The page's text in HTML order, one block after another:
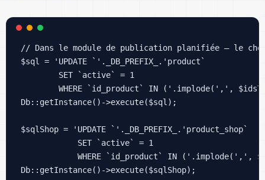
// Dans le module de publication planifiée — le
$sql = 'UPDATE `'._DB_PREFIX_.'product`
        SET `active` = 1
WHERE `id_product` IN ('.implode(',',
Db::getInstance()->execute($sql);
$sqlShop = 'UPDATE `'._DB_PREFIX_.'product_shop`
            SET `active` = 1
WHERE `id_product` IN ('.implode(',',
Db::getInstance()->execute($sqlShop);